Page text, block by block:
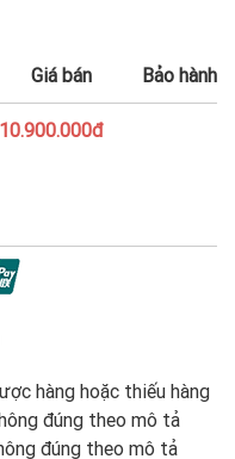
Giá bán Bảo hành
10.900.000đ
hàng hoặc thiếu hàng
đúng theo mô tả
đúng theo mô tả